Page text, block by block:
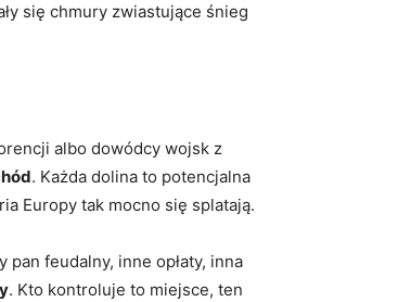
się chmury zwiastujące śnieg
albo dowódcy wojsk z
. Każda dolina to potencjalna
Europy tak mocno się splatają.
feudalny, inne opłaty, inna
. Kto kontroluje to miejsce, ten